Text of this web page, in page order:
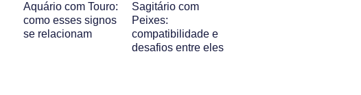
Aquário com Touro:
como esses signos
se relacionam
Sagitário com
Peixes:
compatibilidade e
desafios entre eles